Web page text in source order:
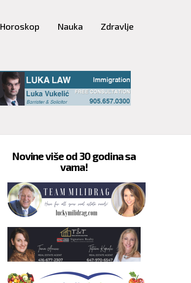
Horoskop Nauka Zdravlje
Novine više od 30 godina sa
vama!